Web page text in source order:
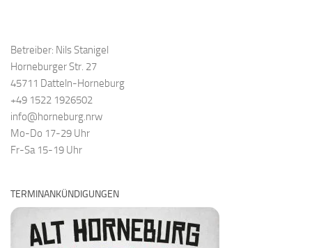
Betreiber: Nils Stanigel
Horneburger Str. 27
45711 Datteln-Horneburg
+49 1522 1926502
info@horneburg.nrw
Mo-Do 17-29 Uhr
Fr-Sa 15-19 Uhr
TERMINANKÜNDIGUNGEN